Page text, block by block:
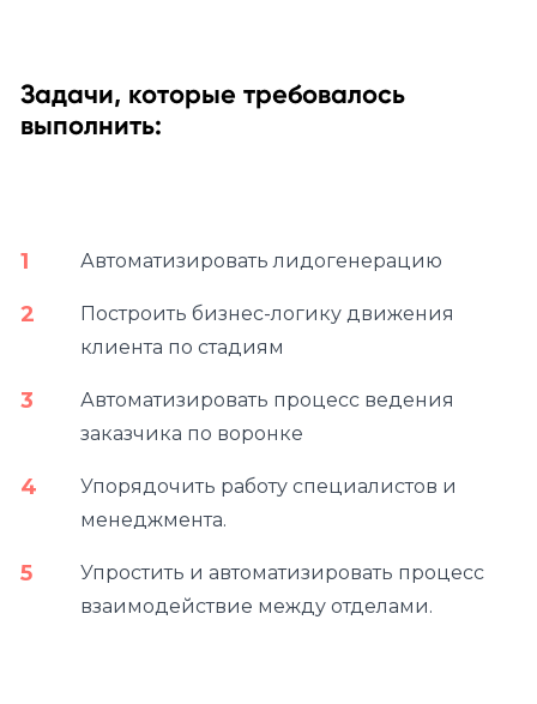
Задачи, которые требовалось
выполнить:
Автоматизировать лидогенерацию
Построить бизнес-логику движения
клиента по стадиям
Автоматизировать процесс ведения
заказчика по воронке
Упорядочить работу специалистов и
менеджмента.
Упростить и автоматизировать процесс
взаимодействие между отделами.